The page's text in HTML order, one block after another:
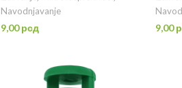
Navodnjavanje
9,00рсд 9,00